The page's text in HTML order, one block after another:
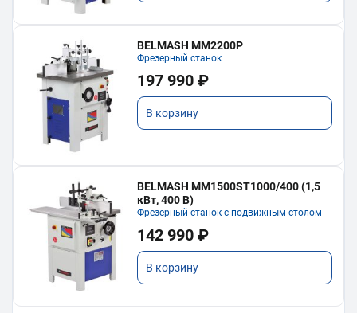
BELMASH MM2200P
Фрезерный станок
197 990 ₽
В корзину
BELMASH MM1500ST1000/400 (1,5
кВт, 400 В)
Фрезерный станок с подвижным столом
142 990 ₽
В корзину